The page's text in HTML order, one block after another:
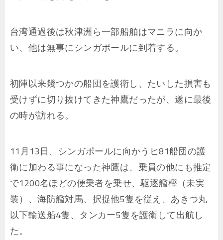
台湾通過後は秋津洲ら一部船舶はマニラに向か
い、他は無事にシンガポールに到着する。
初陣以来幾つかの船団を護衛し、たいした損害も
受けずに切り抜けてきた神鷹だったが、遂に最後
の時が訪れる。
11月13日、シンガポールに向かうヒ81船団の護
衛に加わる事になった神鷹は、乗員の他にも推定
で1200名ほどの便乗者を乗せ、駆逐艦樫（未実
装）、海防艦対馬、択捉他5隻を従え、あきつ丸
以下輸送船4隻、タンカー5隻を護衛して出航し
た。